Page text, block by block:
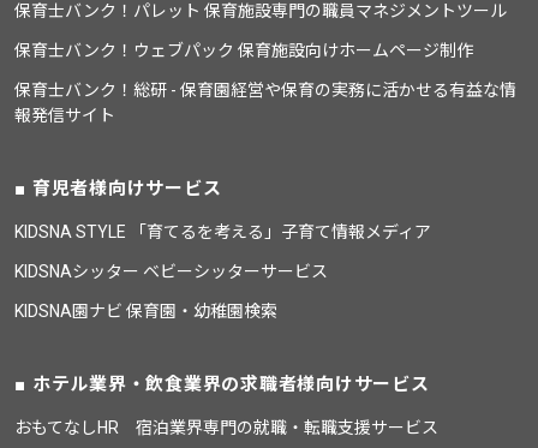
保育士バンク！パレット 保育施設専門の職員マネジメントツール
保育士バンク！ウェブパック 保育施設向けホームページ制作
保育士バンク！総研 - 保育園経営や保育の実務に活かせる有益な情
報発信サイト
育児者様向けサービス
KIDSNA STYLE 「育てるを考える」子育て情報メディア
KIDSNAシッター ベビーシッターサービス
KIDSNA園ナビ 保育園・幼稚園検索
ホテル業界・飲食業界の求職者様向けサービス
おもてなしHR 宿泊業界専門の就職・転職支援サービス